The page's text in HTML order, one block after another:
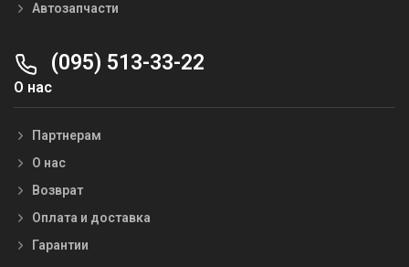
Автозапчасти
(095) 513-33-22
О нас
Партнерам
О нас
Возврат
Оплата и доставка
Гарантии